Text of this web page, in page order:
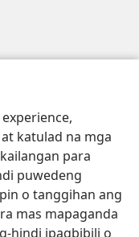
katulad na mga
para
puwedeng
o tanggihan ang
mas mapaganda
hindi ipagbibili o